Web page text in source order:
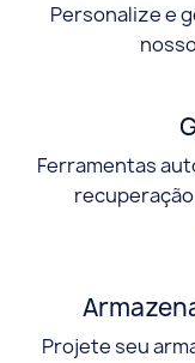
Personalize e
Ferramentas
Projete seu